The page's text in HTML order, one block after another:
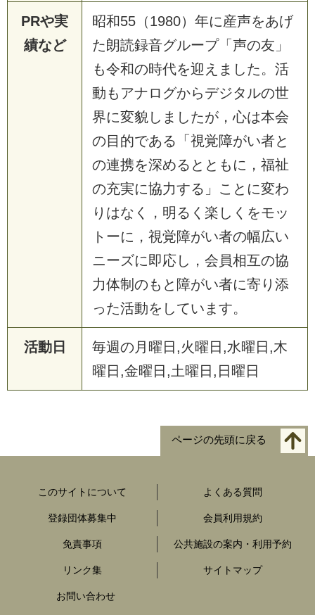
PRや実
績など
昭和55（1980）年に産声をあげ
た朗読録音グループ「声の友」
も令和の時代を迎えました。活
動もアナログからデジタルの世
界に変貌しましたが，心は本会
の目的である「視覚障がい者と
の連携を深めるとともに，福祉
の充実に協力する」ことに変わ
りはなく，明るく楽しくをモッ
トーに，視覚障がい者の幅広い
ニーズに即応し，会員相互の協
力体制のもと障がい者に寄り添
った活動をしています。
活動日
毎週の月曜日,火曜日,水曜日,木
曜日,金曜日,土曜日,日曜日
ページの先頭に戻る
このサイトについて よくある質問
登録団体募集中 会員利用規約
免責事項 公共施設の案内・利用予約
リンク集 サイトマップ
お問い合わせ